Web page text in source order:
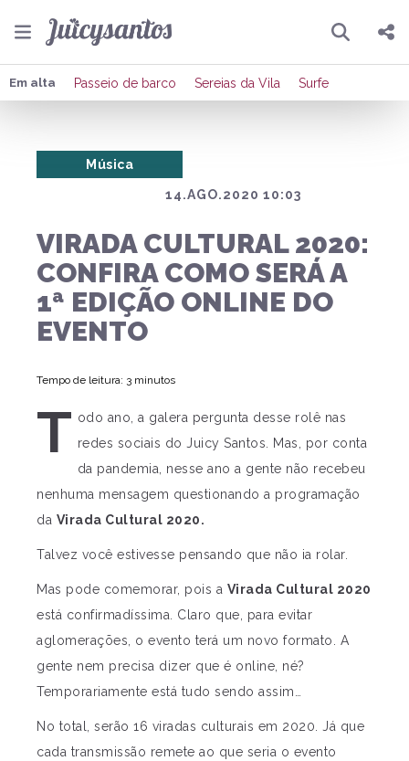
Pesquisar
Compartilhar
Publicar no X
Em alta Passeio de barco Sereias da Vila Surfe
14.AGO.2020 10:03
Música
VIRADA CULTURAL 2020:
CONFIRA COMO SERÁ A
1ª EDIÇÃO ONLINE DO
EVENTO
Tempo de leitura: 3 minutos
T odo ano, a galera pergunta desse rolê nas
redes sociais do Juicy Santos. Mas, por conta
da pandemia, nesse ano a gente não recebeu
nenhuma mensagem questionando a programação
da Virada Cultural 2020.
Talvez você estivesse pensando que não ia rolar.
Mas pode comemorar, pois a Virada Cultural 2020
está confirmadíssima. Claro que, para evitar
aglomerações, o evento terá um novo formato. A
gente nem precisa dizer que é online, né?
Temporariamente está tudo sendo assim…
No total, serão 16 viradas culturais em 2020. Já que
cada transmissão remete ao que seria o evento